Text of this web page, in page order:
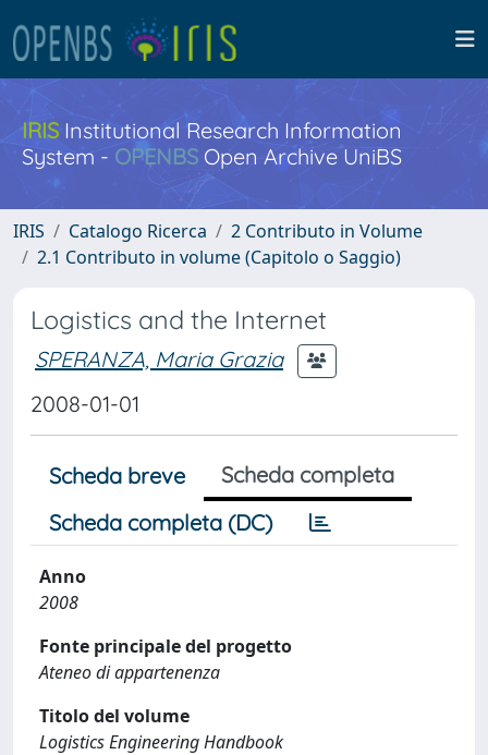
IRISInstitutional Research Information
System - OPENBS Open Archive UniBS
IRIS Catalogo Ricerca
2 Contributo in Volume
2.1 Contributo in volume (Capitolo o Saggio)
Logistics and the Internet
SPERANZA, Maria Grazia
2008-01-01
Scheda breve
Scheda completa
Scheda completa (DC)
Anno
2008
Fonte principale del progetto
Ateneo di appartenenza
Titolo del volume
Logistics Engineering Handbook